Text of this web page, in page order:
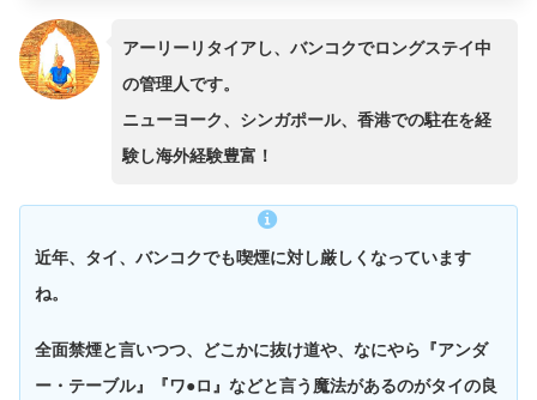
アーリーリタイアし、バンコクでロングステイ中
の管理人です。
ニューヨーク、シンガポール、香港での駐在を経
験し海外経験豊富！
近年、タイ、バンコクでも喫煙に対し厳しくなっています
ね。
全面禁煙と言いつつ、どこかに抜け道や、なにやら『アンダ
ー・テーブル』『ワ●ロ』などと言う魔法があるのがタイの良